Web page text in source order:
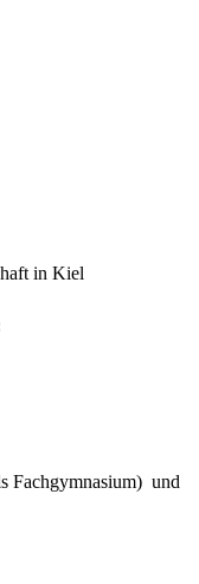
in Kiel
Fachgymnasium) und